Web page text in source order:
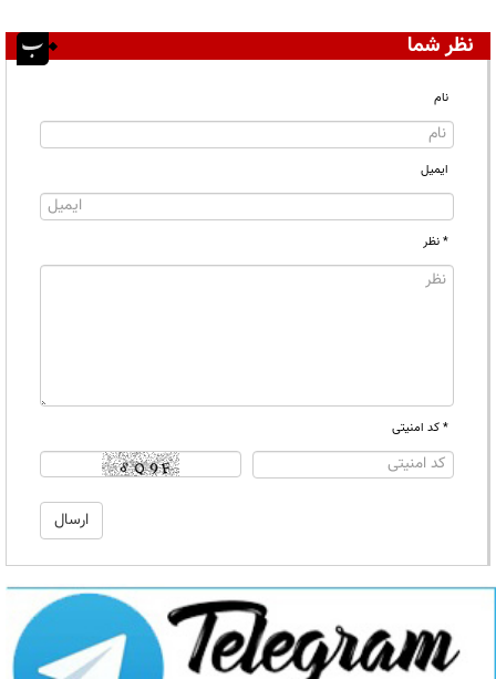
نظر شما
نام
ایمیل
* نظر
* کد امنیتی